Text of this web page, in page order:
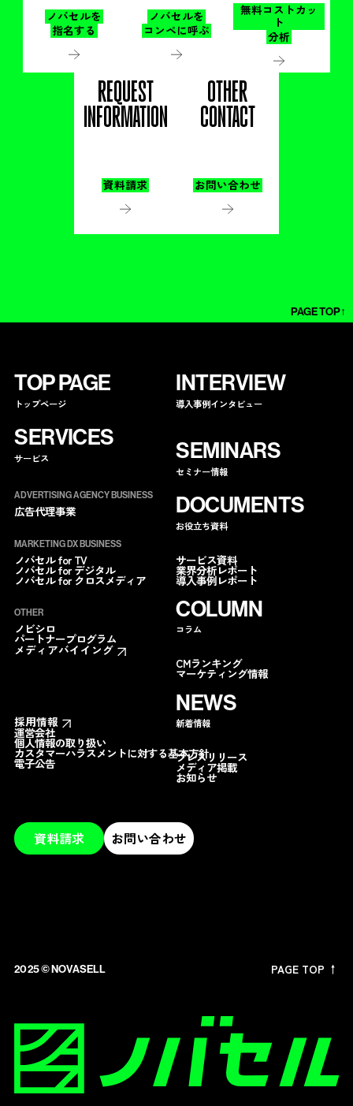
ノバセルを
指名する
ノバセルを
コンペに呼ぶ
無料コストカッ
ト
分析
REQUEST
INFORMATION
資料請求
OTHER
CONTACT
お問い合わせ
PAGE TOP↑
TOP PAGE
トップページ
INTERVIEW
導入事例インタビュー
COLUMN
コラム
CMランキング
マーケティング情報
SERVICES
サービス
ADVERTISING AGENCY BUSINESS
広告代理事業
MARKETING DX BUSINESS
ノバセル for TV
ノバセル for デジタル
ノバセル for クロスメディア
OTHER
ノビシロ
パートナープログラム
メディアバイイング
NEWS
新着情報
プレスリリース
メディア掲載
お知らせ
SEMINARS
セミナー情報
DOCUMENTS
お役立ち資料
サービス資料
業界分析レポート
導入事例レポート
採用情報
運営会社
個人情報の取り扱い
カスタマーハラスメントに対する基本方針
電子公告
資料請求 お問い合わせ
2025 ©︎ NOVASELL PAGE TOP ↑